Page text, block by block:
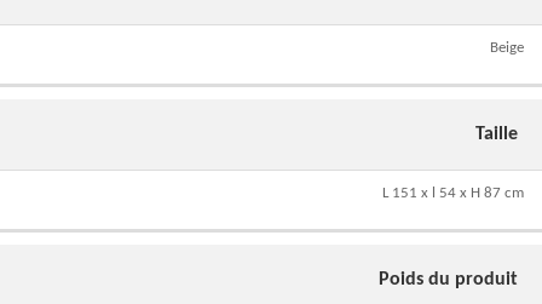
Beige
Taille
L 151 x l 54 x H 87 cm
Poids du produit